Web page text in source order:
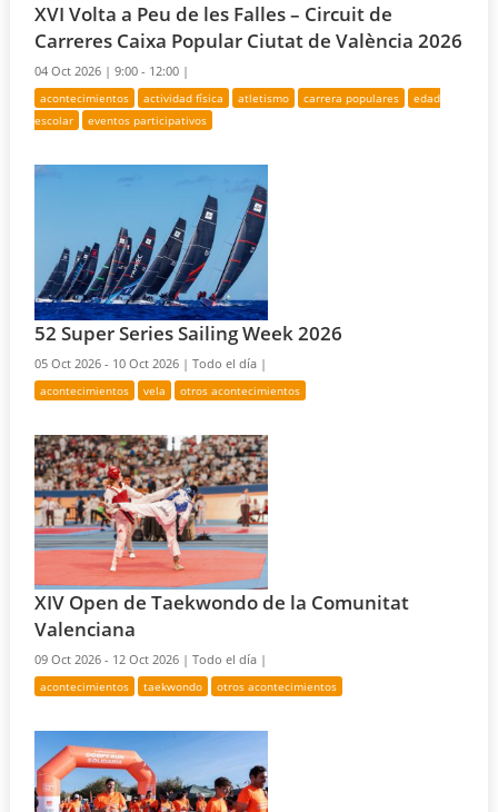
XVI Volta a Peu de les Falles – Circuit de
Carreres Caixa Popular Ciutat de València 2026
04 Oct 2026 |9:00 - 12:00 |
acontecimientos actividad física atletismo carrera populares
edad
escolar
eventos participativos
52 Super Series Sailing Week 2026
05 Oct 2026 - 10 Oct 2026 |Todo el día |
acontecimientos vela otros acontecimientos
XIV Open de Taekwondo de la Comunitat
Valenciana
09 Oct 2026 - 12 Oct 2026 |Todo el día |
acontecimientos taekwondo otros acontecimientos